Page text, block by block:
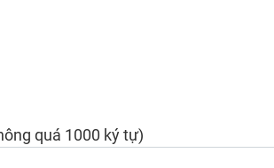
quá 1000 ký tự)